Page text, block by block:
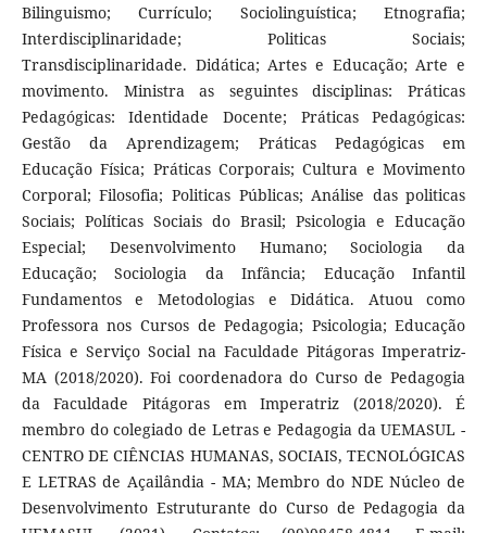
Bilinguismo; Currículo; Sociolinguística; Etnografia;
Interdisciplinaridade; Politicas Sociais;
Transdisciplinaridade. Didática; Artes e Educação; Arte e
movimento. Ministra as seguintes disciplinas: Práticas
Pedagógicas: Identidade Docente; Práticas Pedagógicas:
Gestão da Aprendizagem; Práticas Pedagógicas em
Educação Física; Práticas Corporais; Cultura e Movimento
Corporal; Filosofia; Politicas Públicas; Análise das politicas
Sociais; Políticas Sociais do Brasil; Psicologia e Educação
Especial; Desenvolvimento Humano; Sociologia da
Educação; Sociologia da Infância; Educação Infantil
Fundamentos e Metodologias e Didática. Atuou como
Professora nos Cursos de Pedagogia; Psicologia; Educação
Física e Serviço Social na Faculdade Pitágoras Imperatriz-
MA (2018/2020). Foi coordenadora do Curso de Pedagogia
da Faculdade Pitágoras em Imperatriz (2018/2020). É
membro do colegiado de Letras e Pedagogia da UEMASUL -
CENTRO DE CIÊNCIAS HUMANAS, SOCIAIS, TECNOLÓGICAS
E LETRAS de Açailândia - MA; Membro do NDE Núcleo de
Desenvolvimento Estruturante do Curso de Pedagogia da